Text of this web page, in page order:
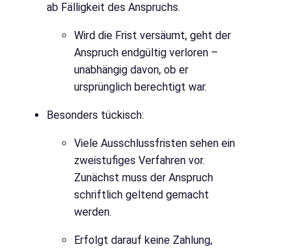
ab Fälligkeit des Anspruchs.
Wird die Frist versäumt, geht der
Anspruch endgültig verloren –
unabhängig davon, ob er
ursprünglich berechtigt war.
Besonders tückisch:
Viele Ausschlussfristen sehen ein
zweistufiges Verfahren vor.
Zunächst muss der Anspruch
schriftlich geltend gemacht
werden.
Erfolgt darauf keine Zahlung,